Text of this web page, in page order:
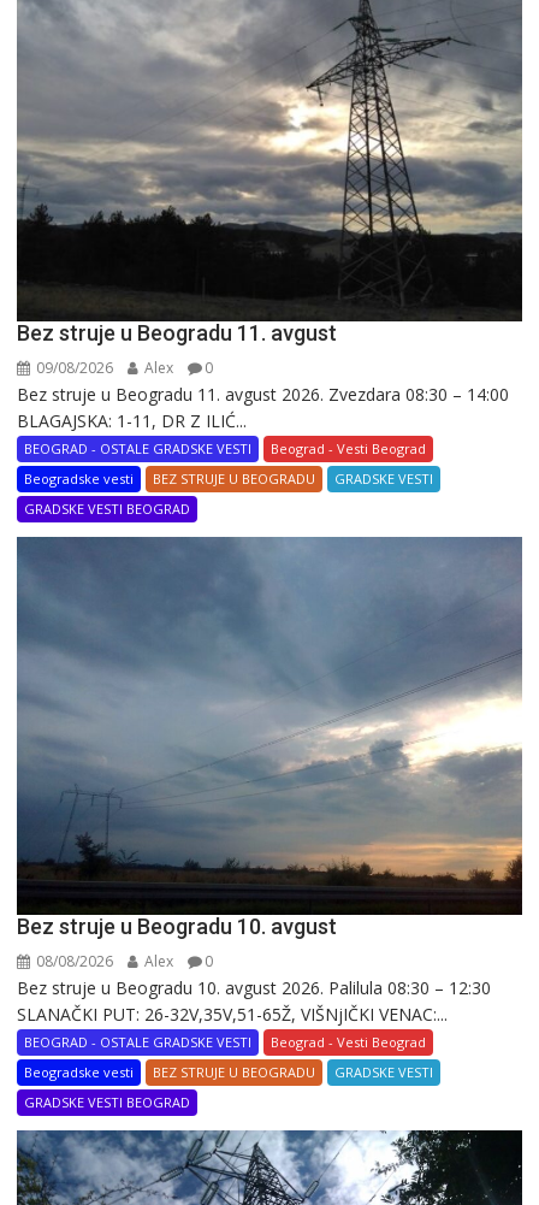
Bez struje u Beogradu 11. avgust
09/08/2026 Alex 0
Bez struje u Beogradu 11. avgust 2026. Zvezdara 08:30 – 14:00
BLAGAJSKA: 1-11, DR Z ILIĆ...
BEOGRAD - OSTALE GRADSKE VESTI
Beograd - Vesti Beograd
Beogradske vesti
BEZ STRUJE U BEOGRADU
GRADSKE VESTI
GRADSKE VESTI BEOGRAD
Bez struje u Beogradu 10. avgust
08/08/2026 Alex 0
Bez struje u Beogradu 10. avgust 2026. Palilula 08:30 – 12:30
SLANAČKI PUT: 26-32V,35V,51-65Ž, VIŠNjIČKI VENAC:...
BEOGRAD - OSTALE GRADSKE VESTI
Beograd - Vesti Beograd
Beogradske vesti
BEZ STRUJE U BEOGRADU
GRADSKE VESTI
GRADSKE VESTI BEOGRAD